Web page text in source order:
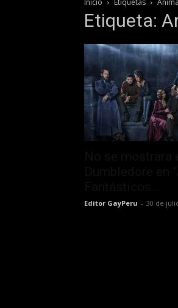
Inicio Etiquetas
Etiqueta:
Editor GayPeru - 30 de